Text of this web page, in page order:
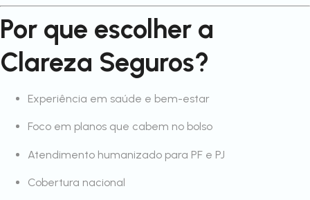
Por que escolher a
Clareza Seguros?
Experiência em saúde e bem-estar
Foco em planos que cabem no bolso
Atendimento humanizado para PF e PJ
Cobertura nacional